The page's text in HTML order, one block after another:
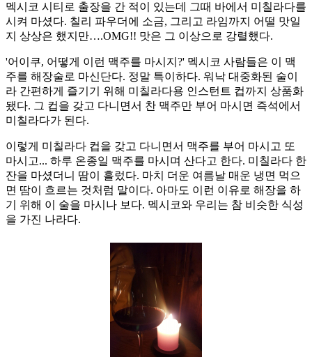
멕시코 시티로 출장을 간 적이 있는데 그때 바에서 미칠라다를
시켜 마셨다. 칠리 파우더에 소금, 그리고 라임까지 어떨 맛일
지 상상은 했지만….OMG!! 맛은 그 이상으로 강렬했다.
'어이쿠, 어떻게 이런 맥주를 마시지?' 멕시코 사람들은 이 맥
주를 해장술로 마신단다. 정말 특이하다. 워낙 대중화된 술이
라 간편하게 즐기기 위해 미칠라다용 인스턴트 컵까지 상품화
됐다. 그 컵을 갖고 다니면서 찬 맥주만 부어 마시면 즉석에서
미칠라다가 된다.
이렇게 미칠라다 컵을 갖고 다니면서 맥주를 부어 마시고 또
마시고... 하루 온종일 맥주를 마시며 산다고 한다. 미칠라다 한
잔을 마셨더니 땀이 흘렀다. 마치 더운 여름날 매운 냉면 먹으
면 땀이 흐르는 것처럼 말이다. 아마도 이런 이유로 해장을 하
기 위해 이 술을 마시나 보다. 멕시코와 우리는 참 비슷한 식성
을 가진 나라다.